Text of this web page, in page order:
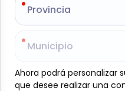
Corte de pierna de
preparado
ideal para su
de Elaboración en
Provincia
Municipio
Ahora podrá personalizar
que desee realizar una
Provincia
Municipio
Ahora podrá personalizar
que desee realizar una